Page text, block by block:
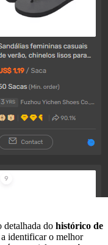
detalhada do histórico de
identificar o melhor